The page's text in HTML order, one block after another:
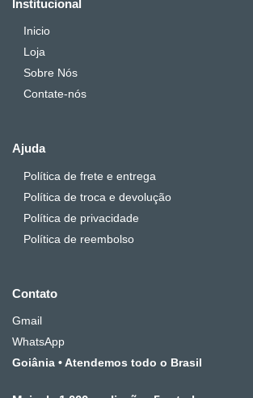
Institucional
Inicio
Loja
Sobre Nós
Contate-nós
Ajuda
Política de frete e entrega
Política de troca e devolução
Política de privacidade
Política de reembolso
Contato
Gmail
WhatsApp
Goiânia • Atendemos todo o Brasil